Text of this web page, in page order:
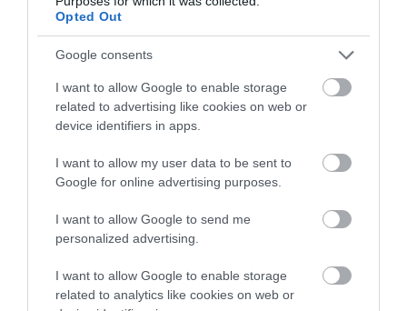
Opted Out
Google consents
I want to allow Google to enable storage
related to advertising like cookies on web or
device identifiers in apps.
I want to allow my user data to be sent to
Google for online advertising purposes.
I want to allow Google to send me
personalized advertising.
I want to allow Google to enable storage
related to analytics like cookies on web or